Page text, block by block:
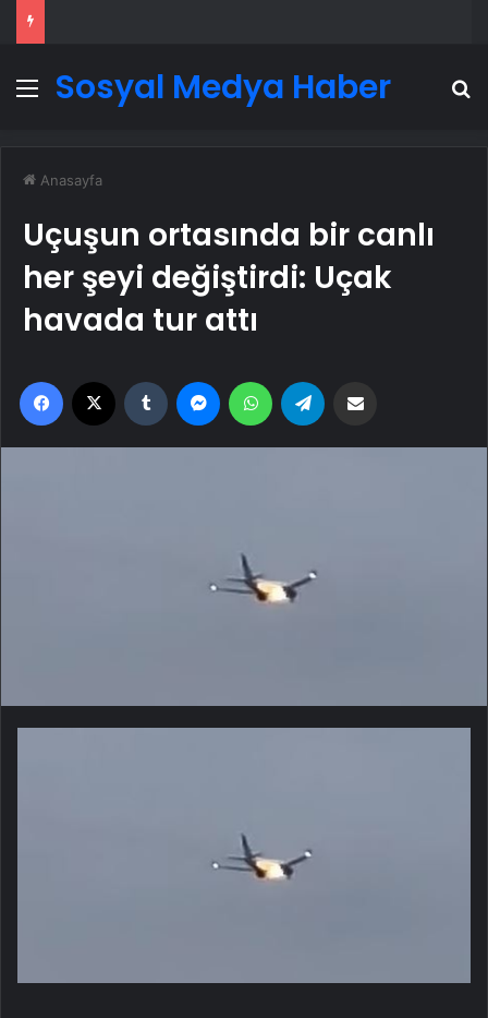
Menü
Sosyal Medya Haber
Anasayfa
Uçuşun ortasında bir canlı
her şeyi değiştirdi: Uçak
havada tur attı
Facebook Tumblr MessengerWhatsApp